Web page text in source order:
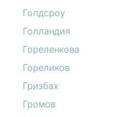
Голдсроу
Голландия
Гореленкова
Гореликов
Гризбах
Громов